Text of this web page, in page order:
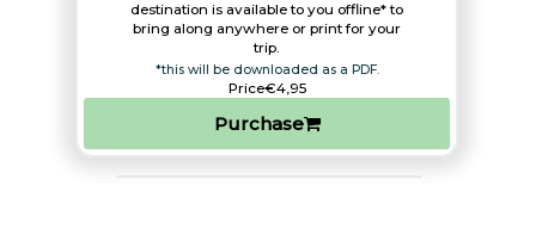
destination is available to you offline* to
bring along anywhere or print for your
trip.​
*this will be downloaded as a PDF.
Price€4,95
Purchase